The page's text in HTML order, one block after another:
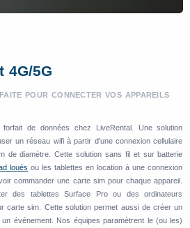
4G/5G
POUR CONNECTER VOS APPAREILS
de données chez LiveRental. Une solution
un réseau wifi à partir d’une connexion cellulaire
de diamètre. Cette solution sans fil et sur batterie
loués ou les tablettes en location à une connexion
commander une carte sim pour chaque appareil.
des tablettes Surface Pro ou des ordinateurs
carte sim. Cette solution permet aussi de créer un
événement. Nos équipes paramètrent le (ou les)